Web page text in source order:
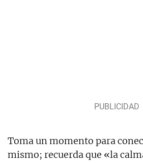
Toma un momento para
mismo; recuerda que «la